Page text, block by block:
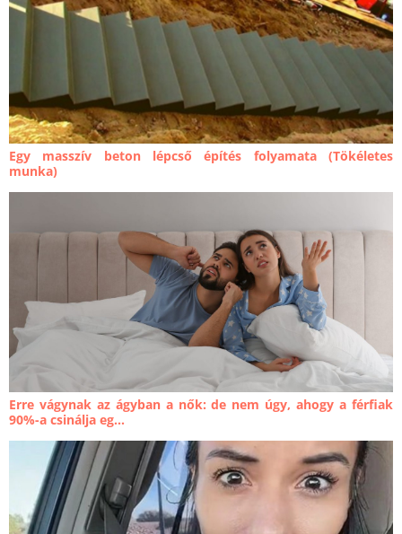
Egy masszív beton lépcső építés folyamata (Tökéletes
munka)
Erre vágynak az ágyban a nők: de nem úgy, ahogy a férfiak
90%-a csinálja eg...